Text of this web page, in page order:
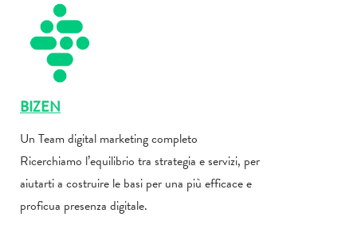
BIZEN
Un Team digital marketing completo
Ricerchiamo l’equilibrio tra strategia e servizi, per
aiutarti a costruire le basi per una più efficace e
proficua presenza digitale.